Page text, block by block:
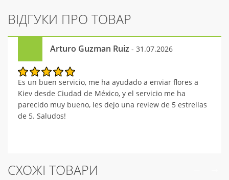
ВІДГУКИ ПРО ТОВАР
Arturo Guzman Ruiz - 31.07.2026
Es un buen servicio, me ha ayudado a enviar flores a
Kiev desde Ciudad de México, y el servicio me ha
parecido muy bueno, les dejo una review de 5 estrellas
de 5. Saludos!
СХОЖІ ТОВАРИ